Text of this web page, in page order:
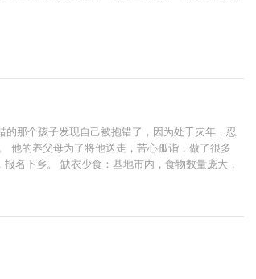
那个孩子发现自己被抱错了，因为处于灾年，忍
他的养父母为了将他送走，苦心孤诣，做了很多
名下乡。 缺衣少食：基地市内，食物数量庞大，
都重生了，谁还当舔狗？有多远滚多远。